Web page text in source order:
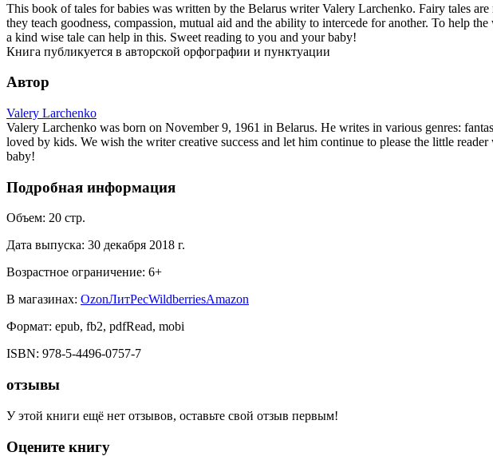
This book of tales for babies was written by the Belarus writer Valery Larchenko. Fairy tales
they teach goodness, compassion, mutual aid and the ability to intercede for another. To help
a kind wise tale can help in this. Sweet reading to you and your baby!
Книга публикуется в авторской орфографии и пунктуации
Автор
Valery Larchenko
Valery Larchenko was born on November 9, 1961 in Belarus. He writes in various genres:
loved by kids. We wish the writer creative success and let him continue to please the little
baby!
Подробная информация
Объем: 20 стр.
Дата выпуска: 30 декабря 2018 г.
Возрастное ограничение: 6+
В магазинах: OzonЛитРесWildberriesAmazon
Формат: epub, fb2, pdfRead, mobi
ISBN: 978-5-4496-0757-7
отзывы
У этой книги ещё нет отзывов, оставьте свой отзыв первым!
Оцените книгу